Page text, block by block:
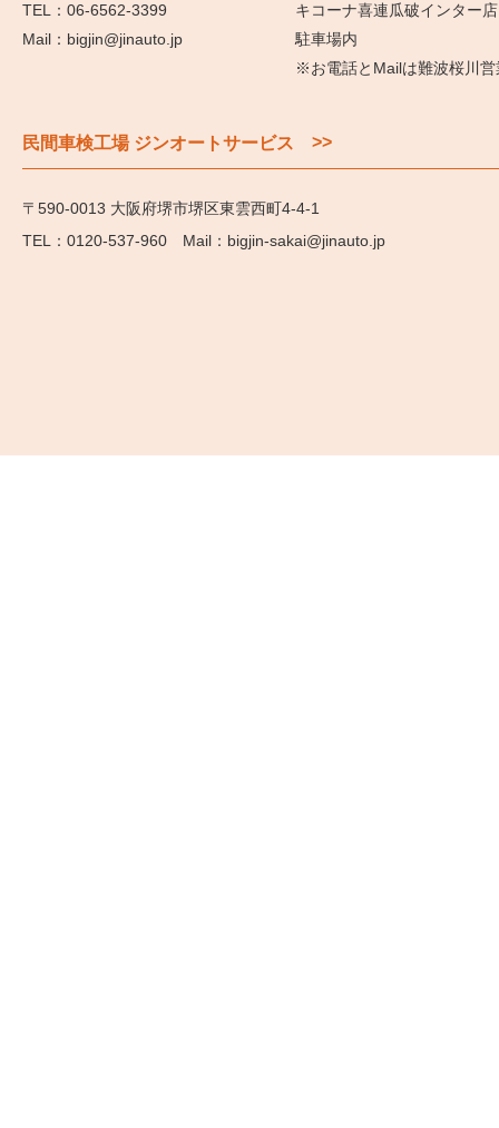
06-6562-3399
bigjin@jinauto.jp
キコーナ喜連瓜破インター店
駐車場内
※お電話とMailは難波桜川営
民間車検工場 ジンオートサービス >>
〒590-0013 大阪府堺市堺区東雲西町4-4-1
0120-537-960
bigjin-sakai@jinauto.jp